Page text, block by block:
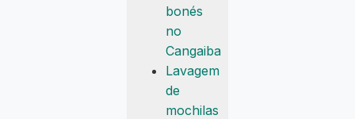
bonés
no
Cangaiba
Lavagem
de
mochilas